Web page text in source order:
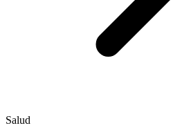
Salud